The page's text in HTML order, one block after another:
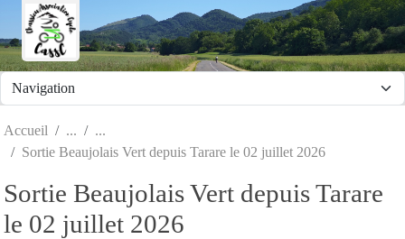
Accueil
Sortie Beaujolais Vert depuis Tarare le 02 juillet 2026
Sortie Beaujolais Vert depuis Tarare
le 02 juillet 2026
Panneau de gestion des cookies